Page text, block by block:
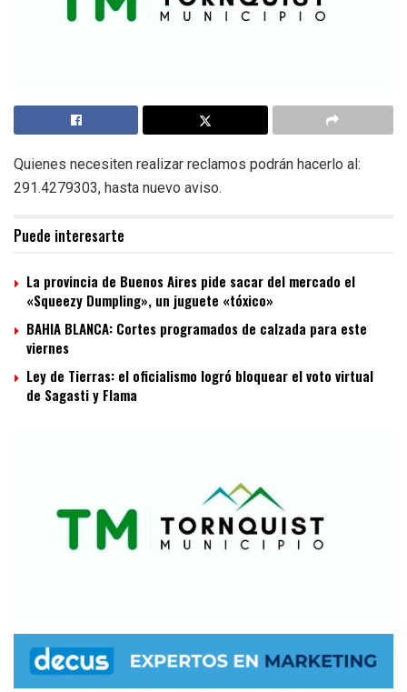
Quienes necesiten realizar reclamos podrán hacerlo al:
291.4279303, hasta nuevo aviso.
Puede interesarte
La provincia de Buenos Aires pide sacar del mercado el
«Squeezy Dumpling», un juguete «tóxico»
BAHIA BLANCA: Cortes programados de calzada para este
viernes
Ley de Tierras: el oficialismo logró bloquear el voto virtual
de Sagasti y Flama